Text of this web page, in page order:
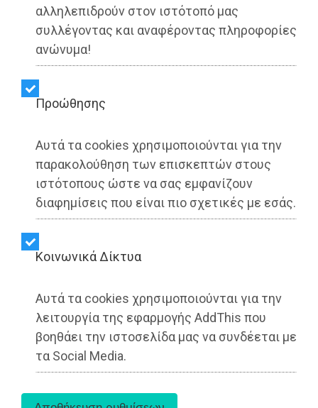
αλληλεπιδρούν στον ιστότοπό μας
συλλέγοντας και αναφέροντας πληροφορίες
ανώνυμα!
Προώθησης
Αυτά τα cookies χρησιμοποιούνται για την
παρακολούθηση των επισκεπτών στους
ιστότοπους ώστε να σας εμφανίζουν
διαφημίσεις που είναι πιο σχετικές με εσάς.
Kοινωνικά Δίκτυα
Αυτά τα cookies χρησιμοποιούνται για την
λειτουργία της εφαρμογής AddThis που
βοηθάει την ιστοσελίδα μας να συνδέεται με
τα Social Media.
πετρελαιοειδών και τηναναμίσθωση του χώρου
ΜΕΛΤΕΜΙ, έφερεπολύ δυνατά μελτέμια αυτό το
καλοκαίρι στη Ραφήνα.
Υπήρχαν πάντα τα μελτέμια το καλοκαίρι, αλλά το
πλοίο του δήμου μέχρι τα τέλη του 2023 ήταν
δυνατό.
Από τότε και μέχρι σήμερα τα πράγματα έχουν
αλλάξει.
Το βαρκάκι της δημάρχου Τσεβά όλο
μπάζει νερά…